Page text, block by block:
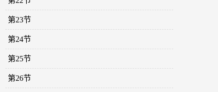
第23节
第24节
第25节
第26节